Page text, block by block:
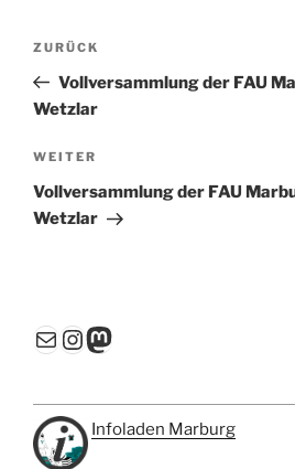
Beitragsnavigation
Vorheriger
Beitrag
ZURÜCK
Vollversammlung der FAU
Wetzlar
Nächster
Beitrag
WEITER
Vollversammlung der FAU
Wetzlar
E-MailInstagram
Mastodon
Infoladen Marburg